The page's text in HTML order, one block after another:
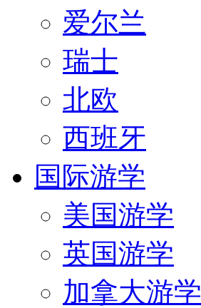
爱尔兰
瑞士
北欧
西班牙
国际游学
美国游学
英国游学
加拿大游学